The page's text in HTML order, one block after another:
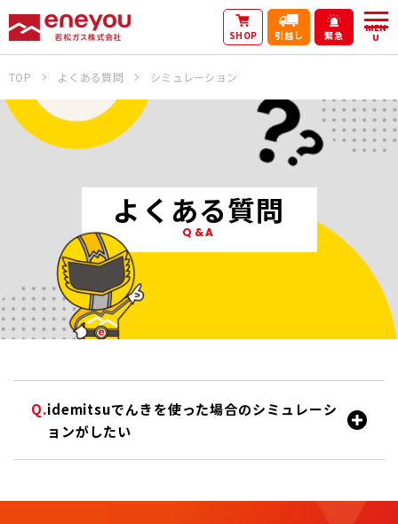
SHOP 引越し 緊急
MEN
U
TOP よくある質問 シミュレーション
よくある質問
Q&A
idemitsuでんきを使った場合のシミュレーシ
ョンがしたい